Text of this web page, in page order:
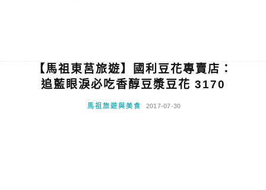
【馬祖東莒旅遊】國利豆花專賣店：
追藍眼淚必吃香醇豆漿豆花 3170
馬祖旅遊與美食 2017-07-30